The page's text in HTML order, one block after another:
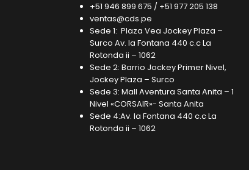
+51 946 899 675 / +51 977 205 138
ventas@cds.pe
Sede 1: Plaza Vea Jockey Plaza –
Surco Av. la Fontana 440 c.c La
Rotonda ii – 1062
Sede 2: Barrio Jockey Primer Nivel,
Jockey Plaza – Surco
Sede 3: Mall Aventura Santa Anita – 1
Nivel «CORSAIR»- Santa Anita
Sede 4:Av. la Fontana 440 c.c La
Rotonda ii – 1062